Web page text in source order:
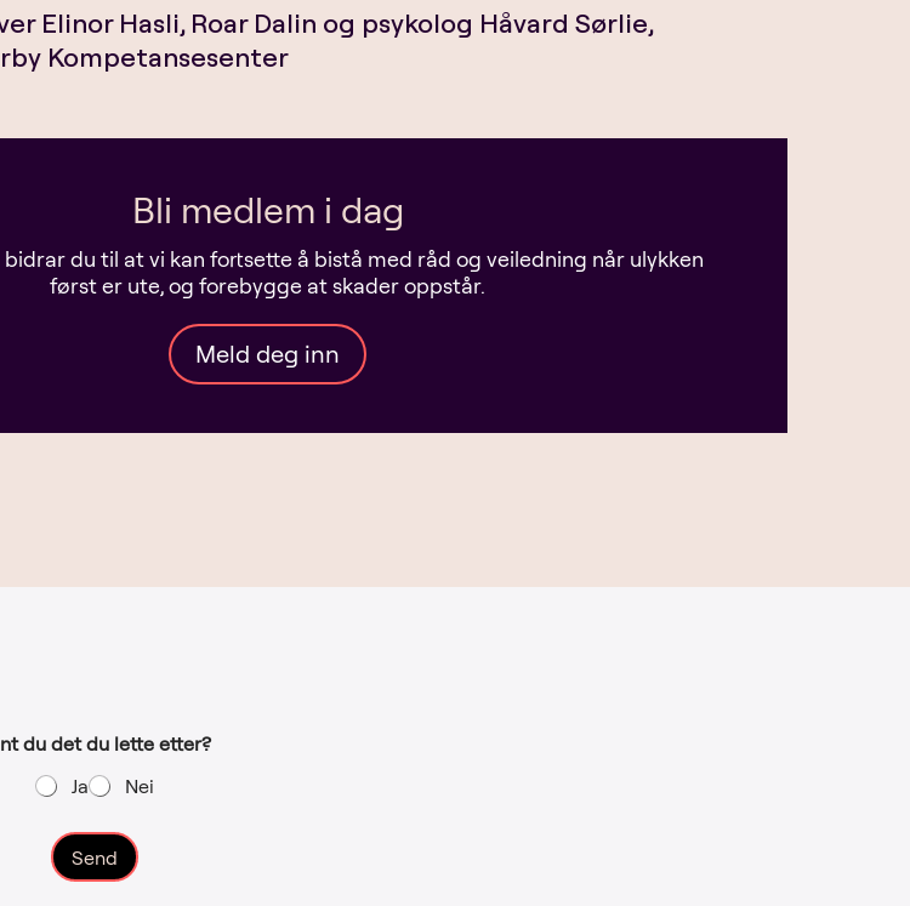
Elinor Hasli, Roar Dalin og psykolog Håvard Sørlie,
Kompetansesenter
Bli medlem i dag
du til at vi kan fortsette å bistå med råd og veiledning når ulykken
først er ute, og forebygge at skader oppstår.
Meld deg inn
du det du lette etter?
Ja
Nei
Send